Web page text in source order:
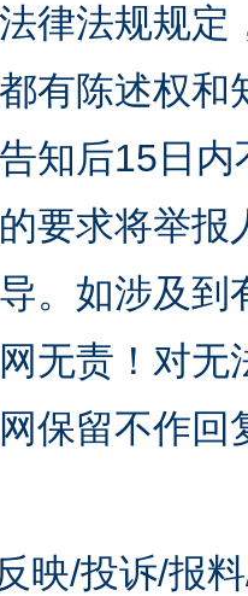
律法规规
有陈述权
知后15日
要求将举
。如涉及
无责！对
保留不作
映/投诉/报